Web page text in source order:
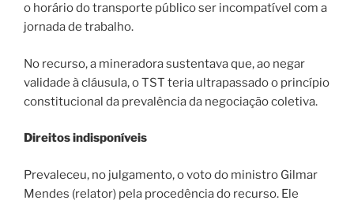
o horário do transporte público ser incompatível com a
jornada de trabalho.
No recurso, a mineradora sustentava que, ao negar
validade à cláusula, o TST teria ultrapassado o princípio
constitucional da prevalência da negociação coletiva.
Direitos indisponíveis
Prevaleceu, no julgamento, o voto do ministro Gilmar
Mendes (relator) pela procedência do recurso. Ele